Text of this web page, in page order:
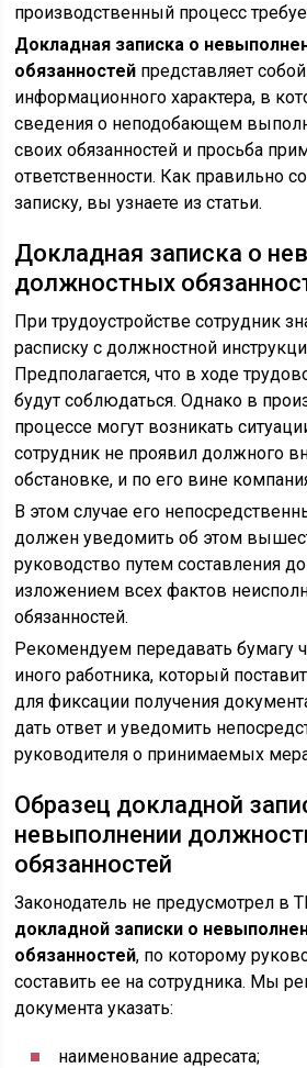
производственный процесс
Докладная записка о
обязанностей представляет
информационного характера, в
сведения о неподобающем
своих обязанностей и просьба
ответственности. Как правильно
записку, вы узнаете из статьи.
Докладная записка о
должностных
При трудоустройстве сотрудник
расписку с должностной
Предполагается, что в ходе
будут соблюдаться. Однако в
процессе могут возникать
сотрудник не проявил должного
обстановке, и по его вине
В этом случае его
должен уведомить об этом
руководство путем составления
изложением всех фактов
обязанностей.
Рекомендуем передавать бумагу
иного работника, который
для фиксации получения
дать ответ и уведомить
руководителя о принимаемых
Образец докладной
невыполнении
обязанностей
Законодатель не предусмотрел в
докладной записки о
обязанностей, по которому
составить ее на сотрудника. Мы
документа указать:
наименование адресата;